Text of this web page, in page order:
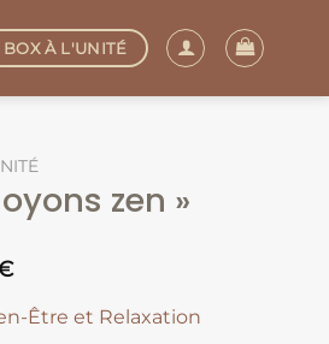
BOX À L'UNITÉ
zen »
Le
prix
actuel
Être et Relaxation